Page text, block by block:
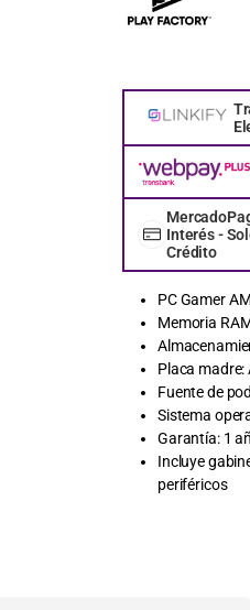
Interés -
Crédito
PC Gamer
Memoria
Placa madre:
Fuente de
Sistema
Garantía: 1
Incluye
periféricos